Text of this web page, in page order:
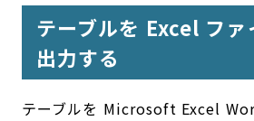
テーブルを Excel ファ
出力する
テーブルを Microsoft Excel